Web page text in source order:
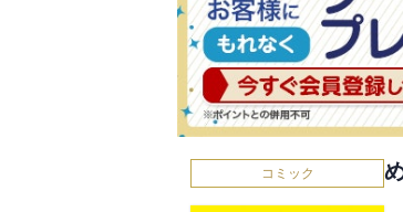
コミック